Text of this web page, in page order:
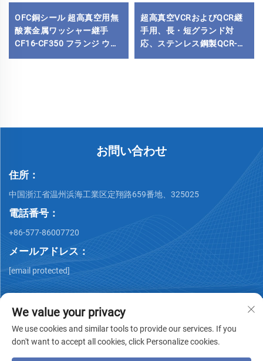
OFC銅シール 超高真空用無
酸素金属ワッシャー継手
CF16-CF350 フランジ ウェ
超高真空VCRおよびQCR継
手用、長・短グランド対
応、ステンレス鋼製QCR-メ
お問い合わせ
住所：
中国浙江省温州浜海工業区定翔路659番地、325025
電話番号：
+86-577-86007720
メールアドレス：
[email protected]
We value your privacy
We use cookies and similar tools to provide our services. If you
don't want to accept all cookies, click Personalize cookies.